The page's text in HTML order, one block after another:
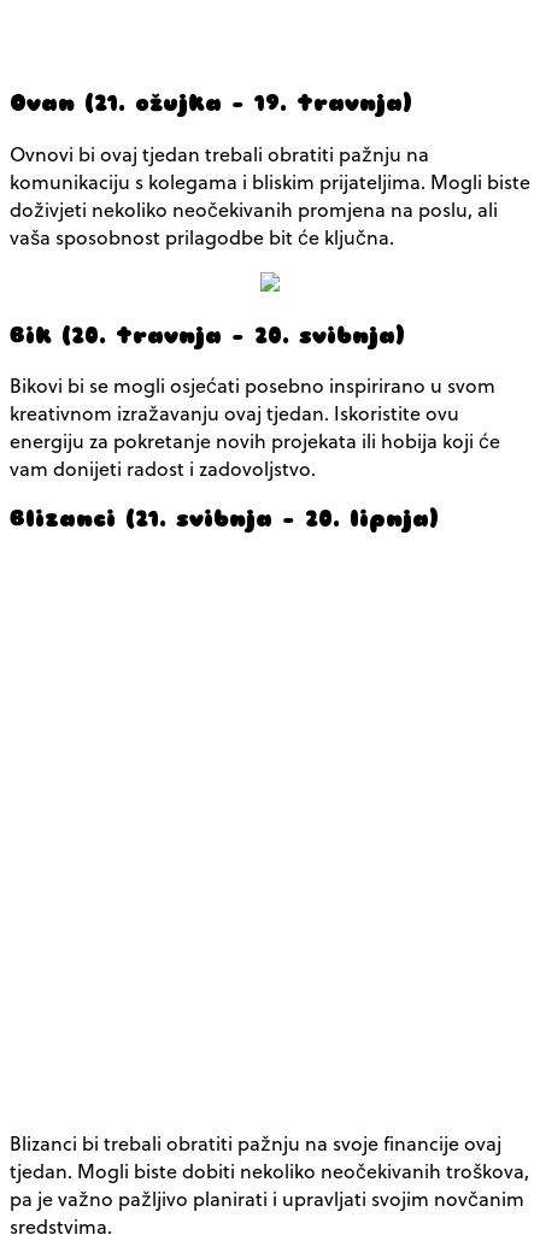
Ovan (21. ožujka – 19. travnja)
Ovnovi bi ovaj tjedan trebali obratiti pažnju na
komunikaciju s kolegama i bliskim prijateljima. Mogli biste
doživjeti nekoliko neočekivanih promjena na poslu, ali
vaša sposobnost prilagodbe bit će ključna.
Bik (20. travnja – 20. svibnja)
Bikovi bi se mogli osjećati posebno inspirirano u svom
kreativnom izražavanju ovaj tjedan. Iskoristite ovu
energiju za pokretanje novih projekata ili hobija koji će
vam donijeti radost i zadovoljstvo.
Blizanci (21. svibnja – 20. lipnja)
Blizanci bi trebali obratiti pažnju na svoje financije ovaj
tjedan. Mogli biste dobiti nekoliko neočekivanih troškova,
pa je važno pažljivo planirati i upravljati svojim novčanim
sredstvima.